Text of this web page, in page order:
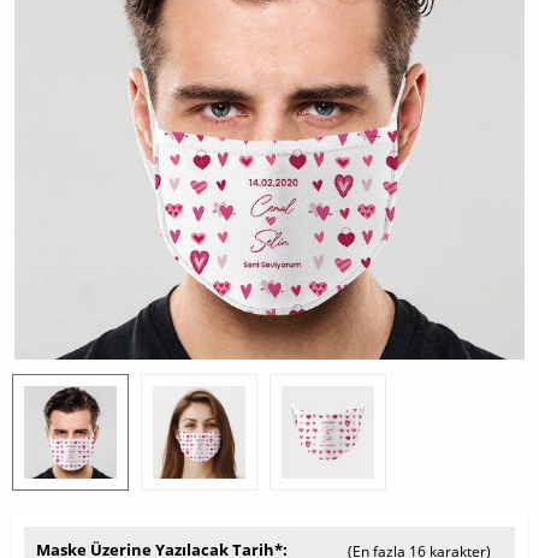
Maske Üzerine Yazılacak Tarih* (En fazla 16 karakter)